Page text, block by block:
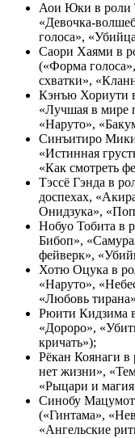
Аои Юки в роли
«Девочка-
голоса»,
Саори Хаями в
(«Форма
схватки»,
Кэнъю Хориути
«Лучшая в мире
«Наруто»,
Синъитиро
«Истинная
«Как смотреть
Тэссё Гэнда в
доспехах,
Онидзука»,
Нобуо Тобита в
Бибоп»,
фейверк»,
Хотю Оцука в
«Наруто»,
«Любовь
Рюити Кидзима
«Дороро»,
кричать»);
Рёкан Коянаги
нет жизни»,
«Рыцари и
Синобу
(«Гинтама»,
«Ангельские